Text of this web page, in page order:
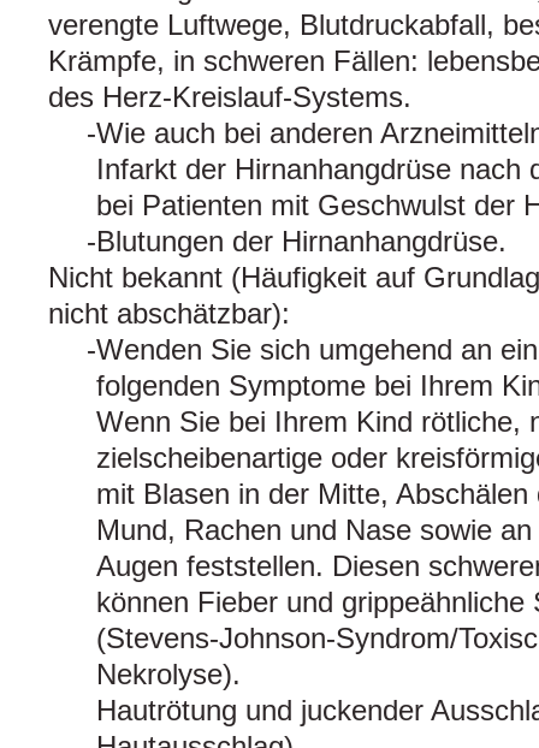
verengte Luftwege, Blutdruckabfall,
Krämpfe, in schweren Fällen:
des Herz-Kreislauf-Systems.
Wie auch bei anderen
Infarkt der Hirnanhangdrüse nach
bei Patienten mit Geschwulst der
Blutungen der Hirnanhangdrüse.
Nicht bekannt (Häufigkeit auf
nicht abschätzbar):
Wenden Sie sich umgehend an
folgenden Symptome bei Ihrem
Wenn Sie bei Ihrem Kind rötliche,
zielscheibenartige oder
mit Blasen in der Mitte,
Mund, Rachen und Nase sowie
Augen feststellen. Diesen
können Fieber und
(Stevens-Johnson-Syndrom/
Nekrolyse).
Hautrötung und juckender